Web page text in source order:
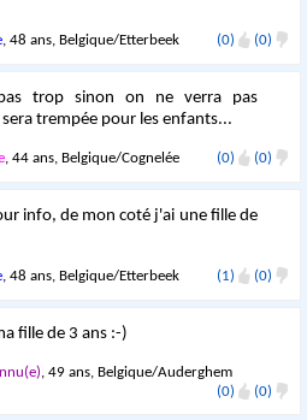
, 48 ans, Belgique/Etterbeek (0) (0)
trop sinon on ne verra pas
trempée pour les enfants...
, 44 ans, Belgique/Cognelée (0) (0)
info, de mon coté j'ai une fille de
, 48 ans, Belgique/Etterbeek (1) (0)
fille de 3 ans :-)
, 49 ans, Belgique/Auderghem
(0)
(0)